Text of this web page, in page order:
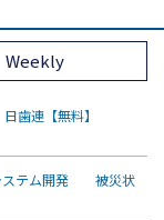
Weekly
歯連【無料】
ステム開発 被災状